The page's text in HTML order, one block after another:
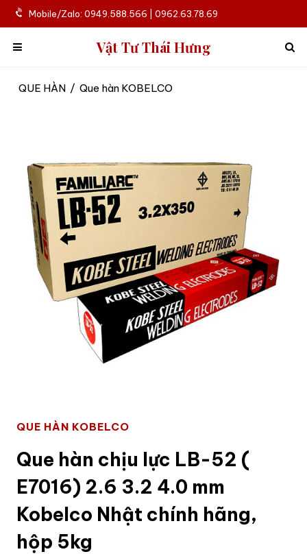
Mobile/Zalo: 0949.588.566 | 0962.63.78.69
Vật Tư Thái Hưng
QUE HÀN / Que hàn KOBELCO
QUE HÀN KOBELCO
Que hàn chịu lực LB-52 (
E7016) 2.6 3.2 4.0 mm
Kobelco Nhật chính hãng,
hộp 5kg